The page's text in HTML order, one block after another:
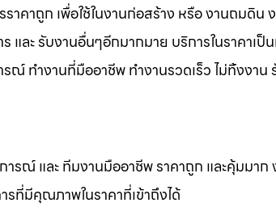
าคาถูก เพื่อใช้ในงานก่อสร้าง หรือ งานถมดิน
ะ รับงานอื่นๆอีกมากมาย บริการในราคาเป็
ทำงานที่มืออาชีพ ทำงานรวดเร็ว ไม่ทิ้งงาน
รณ์ และ ทีมงานมืออาชีพ ราคาถูก และคุ้มมาก
รที่มีคุณภาพในราคาที่เข้าถึงได้